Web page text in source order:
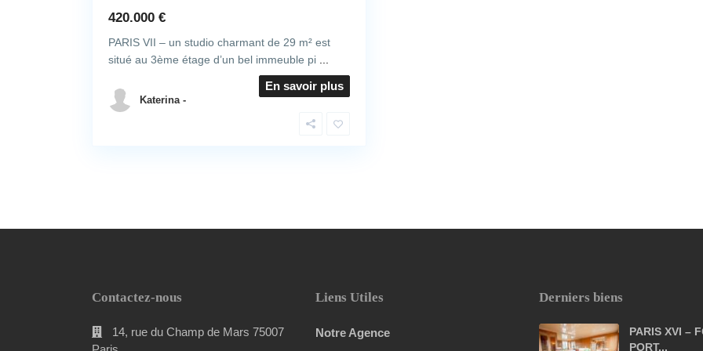
420.000 €
PARIS VII – un studio charmant de 29 m² est
situé au 3ème étage d’un bel immeuble pi
En savoir plus
Katerina -
Contactez-nous
14, rue du Champ de Mars 75007
Liens Utiles
Notre Agence
Derniers biens
PARIS XVI –
PORT...